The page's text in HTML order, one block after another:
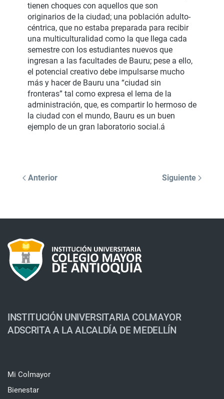
tienen choques con aquellos que son
originarios de la ciudad; una población adulto-
céntrica, que no estaba preparada para recibir
una multiculturalidad como la que llega cada
semestre con los estudiantes nuevos que
ingresan a las facultades de Bauru; pese a ello,
el potencial creativo debe impulsarse mucho
más y hacer de Bauru una “ciudad sin
fronteras” tal como expresa el lema de la
administración, que, es compartir lo hermoso de
la ciudad con el mundo, Bauru es un buen
ejemplo de un gran laboratorio social.á
Anterior Siguiente
INSTITUCIÓN UNIVERSITARIA COLMAYOR
ADSCRITA A LA ALCALDÍA DE MEDELLÍN
Mi Colmayor
Bienestar